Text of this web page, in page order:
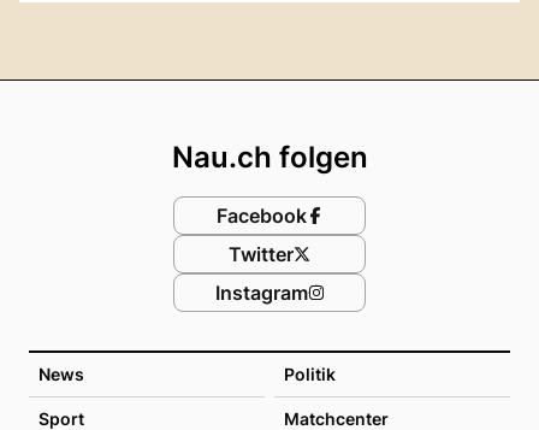
News Politik
Sport Matchcenter
Nau.ch folgen
Facebook
Twitter
Instagram